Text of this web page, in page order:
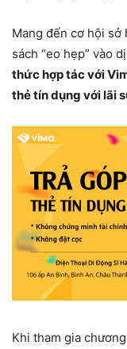
Mang đến cơ hội sở
sách “eo hẹp” vào
thức hợp tác với
thẻ tín dụng với lãi
Khi tham gia